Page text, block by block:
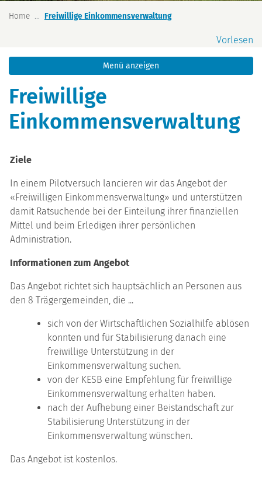
Home Freiwillige Einkommensverwaltung(ausgewählt)
Vorlesen
Menü anzeigen
Freiwillige
Einkommensverwaltung
Ziele
In einem Pilotversuch lancieren wir das Angebot der
«Freiwilligen Einkommensverwaltung» und unterstützen
damit Ratsuchende bei der Einteilung ihrer finanziellen
Mittel und beim Erledigen ihrer persönlichen
Administration.
Informationen zum Angebot
Das Angebot richtet sich hauptsächlich an Personen aus
den 8 Trägergemeinden, die ...
sich von der Wirtschaftlichen Sozialhilfe ablösen
konnten und für Stabilisierung danach eine
freiwillige Unterstützung in der
Einkommensverwaltung suchen.
von der KESB eine Empfehlung für freiwillige
Einkommensverwaltung erhalten haben.
nach der Aufhebung einer Beistandschaft zur
Stabilisierung Unterstützung in der
Einkommensverwaltung wünschen.
Das Angebot ist kostenlos.